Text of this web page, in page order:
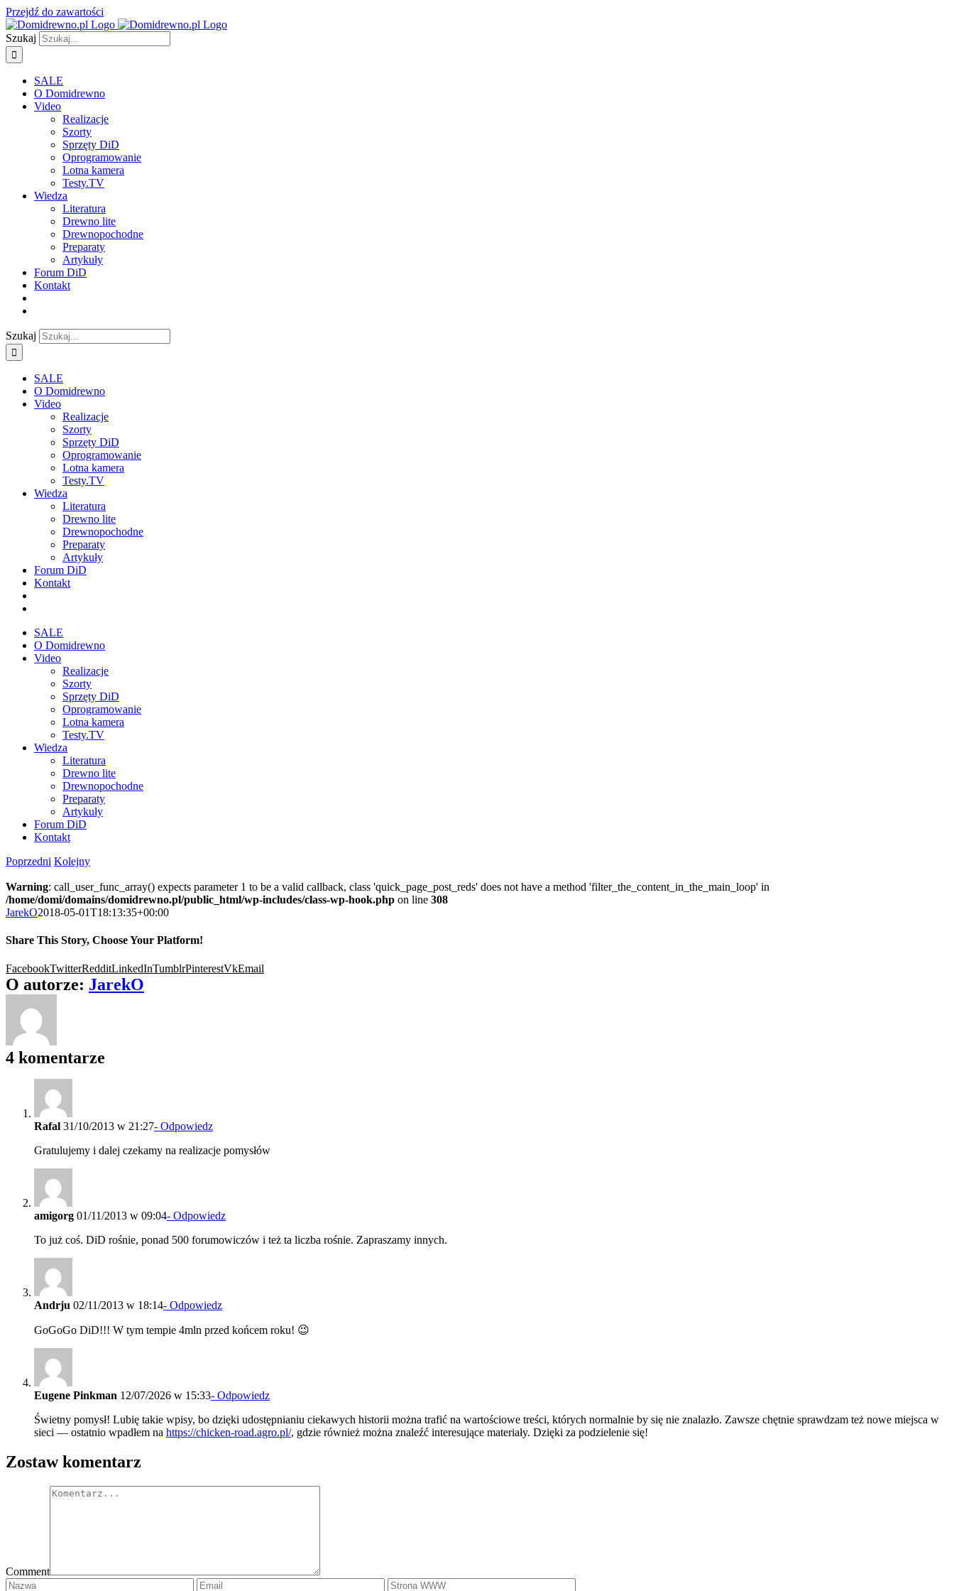
Przejdź do zawartości
Szukaj
SALE
O Domidrewno
Video
Realizacje
Szorty
Sprzęty DiD
Oprogramowanie
Lotna kamera
Testy.TV
Wiedza
Literatura
Drewno lite
Drewnopochodne
Preparaty
Artykuły
Forum DiD
Kontakt
Szukaj
SALE
O Domidrewno
Video
Realizacje
Szorty
Sprzęty DiD
Oprogramowanie
Lotna kamera
Testy.TV
Wiedza
Literatura
Drewno lite
Drewnopochodne
Preparaty
Artykuły
Forum DiD
Kontakt
SALE
O Domidrewno
Video
Realizacje
Szorty
Sprzęty DiD
Oprogramowanie
Lotna kamera
Testy.TV
Wiedza
Literatura
Drewno lite
Drewnopochodne
Preparaty
Artykuły
Forum DiD
Kontakt
Poprzedni Kolejny
Warning: call_user_func_array() expects parameter 1 to be a valid callback, class 'quick_page_post_reds' does not have a method 'filter_the_content_in_the_main_loop' in
/home/domi/domains/domidrewno.pl/public_html/wp-includes/class-wp-hook.php on line 308
JarekO2018-05-01T18:13:35+00:00
Share This Story, Choose Your Platform!
FacebookTwitterRedditLinkedInTumblrPinterestVkEmail
O autorze: JarekO
4 komentarze
Rafal 31/10/2013 w 21:27- Odpowiedz
Gratulujemy i dalej czekamy na realizacje pomysłów
amigorg 01/11/2013 w 09:04- Odpowiedz
To już coś. DiD rośnie, ponad 500 forumowiczów i też ta liczba rośnie. Zapraszamy innych.
Andrju 02/11/2013 w 18:14- Odpowiedz
GoGoGo DiD!!! W tym tempie 4mln przed końcem roku! 😉
Eugene Pinkman 12/07/2026 w 15:33- Odpowiedz
Świetny pomysł! Lubię takie wpisy, bo dzięki udostępnianiu ciekawych historii można trafić na wartościowe treści, których normalnie by się nie znalazło. Zawsze chętnie sprawdzam też nowe miejsca w
sieci — ostatnio wpadłem na https://chicken-road.agro.pl/, gdzie również można znaleźć interesujące materiały. Dzięki za podzielenie się!
Zostaw komentarz
Comment